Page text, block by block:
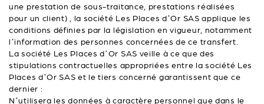
une prestation de sous-traitance, prestations réalisées
pour un client) , la société Les Places d’Or SAS applique les
conditions définies par la législation en vigueur, notamment
l’information des personnes concernées de ce transfert.
La société Les Places d’Or SAS veille à ce que des
stipulations contractuelles appropriées entre la société Les
Places d’Or SAS et le tiers concerné garantissent que ce
dernier :
N’utilisera les données à caractère personnel que dans le